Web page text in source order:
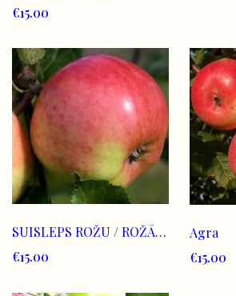
€15.00
SUISLEPS ROŽU / ROŽĀBOLS
€15.00
Agra
€15.00